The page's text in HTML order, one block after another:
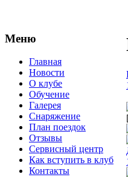
Меню
Главная
Новости
О клубе
Обучение
Галерея
Снаряжение
План поездок
Отзывы
Сервисный центр
Как вступить в клуб
Контакты